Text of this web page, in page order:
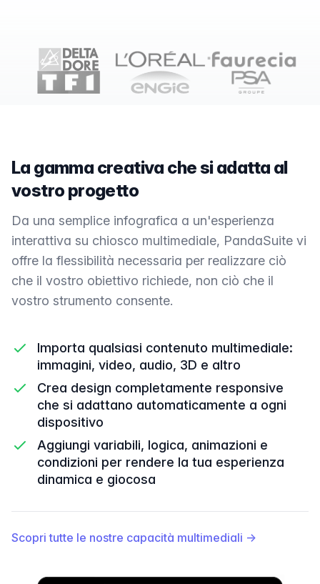
La gamma creativa che si adatta al
vostro progetto
Da una semplice infografica a un'esperienza
interattiva su chiosco multimediale, PandaSuite vi
offre la flessibilità necessaria per realizzare ciò
che il vostro obiettivo richiede, non ciò che il
vostro strumento consente.
Importa qualsiasi contenuto multimediale:
immagini, video, audio, 3D e altro
Crea design completamente responsive
che si adattano automaticamente a ogni
dispositivo
Aggiungi variabili, logica, animazioni e
condizioni per rendere la tua esperienza
dinamica e giocosa
Scopri tutte le nostre capacità multimediali →